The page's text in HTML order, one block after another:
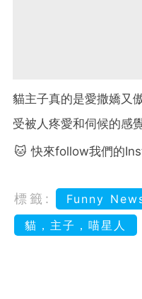
貓主子真的是愛撒嬌又
受被人疼愛和伺候的感
🐱 快來follow我們的
標籤:
Funny
貓，主子，喵星人